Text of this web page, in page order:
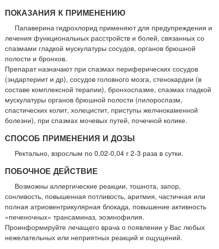
ПОКАЗАНИЯ К ПРИМЕНЕНИЮ
Папаверина гидрохлорид применяют для предупреждения и
лечения функциональных расстройств и болей, связанных со
спазмами гладкой мускулатуры сосудов, органов брюшной
полости и бронхов.
Препарат назначают при спазмах периферических сосудов
(эндартериит и др), сосудов головного мозга, стенокардии (в
составе комплексной терапии), бронхоспазме, спазмах гладкой
мускулатуры органов брюшной полости (пилороспазм,
спастических колит, холецистит, приступы желчнокаменной
болезни), при спазмах мочевых путей, почечной колике.
СПОСОБ ПРИМЕНЕНИЯ И ДОЗЫ
Ректально, взрослым по 0,02-0,04 г 2-3 раза в сутки.
ПОБОЧНОЕ ДЕЙСТВИЕ
Возможны аллергические реакции, тошнота, запор,
сонливость, повышенная потливость, аритмия, частичная или
полная атриовентрикулярная блокада, повышение активность
«печеночных» трансаминаз, эозинофилия.
Проинформируйте лечащего врача о появлении у Вас любых
нежелательных или неприятных реакций и ощущений.